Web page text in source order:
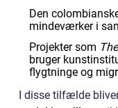
Den
mindeværker i
Projekter som
bruger
flygtninge og
I disse tilfælde